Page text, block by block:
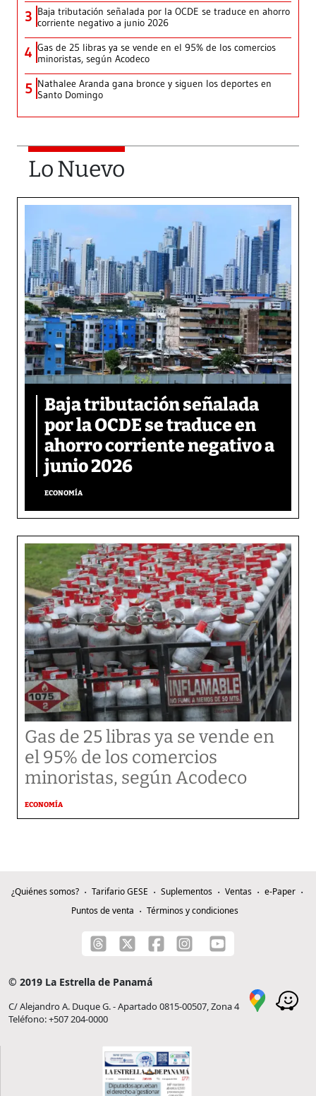
3 Baja tributación señalada por la OCDE se traduce en ahorro
corriente negativo a junio 2026
4 Gas de 25 libras ya se vende en el 95% de los comercios
minoristas, según Acodeco
5 Nathalee Aranda gana bronce y siguen los deportes en
Santo Domingo
Lo Nuevo
Baja tributación señalada
por la OCDE se traduce en
ahorro corriente negativo a
junio 2026
ECONOMÍA
Gas de 25 libras ya se vende en
el 95% de los comercios
minoristas, según Acodeco
ECONOMÍA
¿Quiénes somos? Tarifario GESE Suplementos Ventas
e-Paper
Puntos de venta
Términos y condiciones
© 2019 La Estrella de Panamá
C/ Alejandro A. Duque G. - Apartado 0815-00507, Zona 4
Teléfono: +507 204-0000